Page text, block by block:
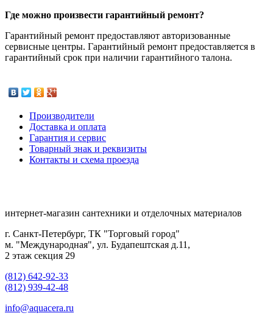
Где можно произвести гарантийный ремонт?
Гарантийный ремонт предоставляют авторизованные
сервисные центры. Гарантийный ремонт предоставляется в
гарантийный срок при наличии гарантийного талона.
Производители
Доставка и оплата
Гарантия и сервис
Товарный знак и реквизиты
Контакты и схема проезда
интернет-магазин сантехники и отделочных материалов
г. Санкт-Петербург, ТК "Торговый город"
м. "Международная", ул. Будапештская д.11,
2 этаж секция 29
(812) 642-92-33
(812) 939-42-48
info@aquacera.ru